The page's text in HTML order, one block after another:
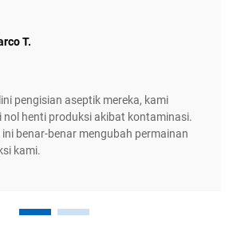
T.
pengisian aseptik mereka, kami
nol henti produksi akibat kontaminasi.
benar-benar mengubah permainan
kami.